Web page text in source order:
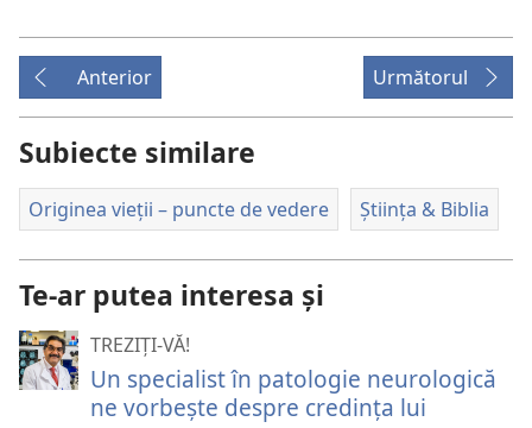
Anterior Următorul
Subiecte similare
Originea vieții – puncte de vedere Știința & Biblia
Te-ar putea interesa și
TREZIȚI-VĂ!
Un specialist în patologie neurologică
ne vorbește despre credința lui